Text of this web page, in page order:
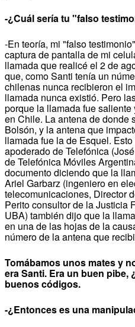
-¿Cuál sería tu "falso
-En teoría, mi "falso
captura de pantalla de mi
llamada que realicé el 2 de
que, como Santi tenía un
chilenas nunca recibieron el
llamada nunca existió. Pero
porque la llamada fue
en Chile. La antena de donde
Bolsón, y la antena que
llamada fue la de Esquel.
apoderado de Telefónica
de Telefónica Móviles
documento diciendo que la
Ariel Garbarz (ingeniero en
telecomunicaciones, Director
Perito consultor de la Justicia
UBA) también dijo que la
en una de las hojas de la
número de la antena que
Tomábamos unos mates y
era Santi. Era un buen pibe,
buenos códigos.
-¿Entonces es una